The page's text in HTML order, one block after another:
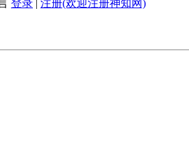
登录 | 注册(欢迎注册神知网)